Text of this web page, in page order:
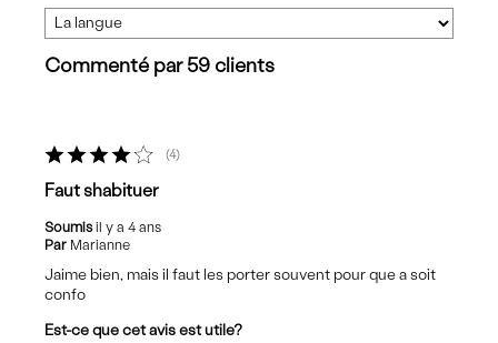
Commenté par 59 clients
4
Faut shabituer
Soumisil y a 4 ans
Par Marianne
Jaime bien, mais il faut les porter souvent pour que a soit
confo
Est-ce que cet avis est utile?